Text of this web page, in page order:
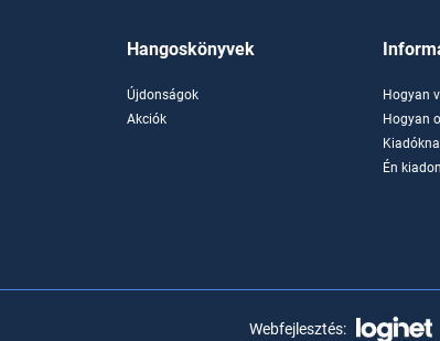
Hangoskönyvek
Újdonságok
Akciók
Hogyan
Hogyan
Én
Webfejlesztés: